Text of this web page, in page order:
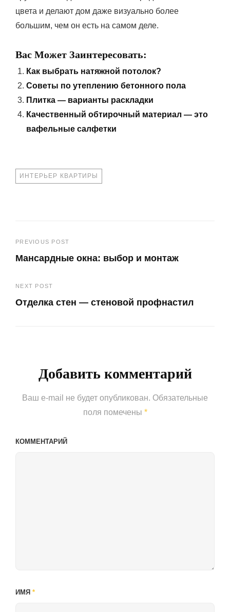
цвета и делают дом даже визуально более
большим, чем он есть на самом деле.
Вас Может Заинтересовать:
Как выбрать натяжной потолок?
Советы по утеплению бетонного пола
Плитка — варианты раскладки
Качественный обтирочный материал — это
вафельные салфетки
TAGS
ИНТЕРЬЕР КВАРТИРЫ
Навигация
по
записям
PREVIOUS POST
Мансардные окна: выбор и монтаж
Post
NEXT POST
Отделка стен — стеновой профнастил
Добавить комментарий
Ваш e-mail не будет опубликован. Обязательные
поля помечены *
КОММЕНТАРИЙ
ИМЯ *